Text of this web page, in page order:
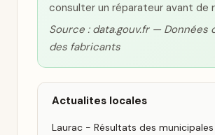
consulter un réparateur avant de
Source : data.gouv.fr — Données
des fabricants
Actualites locales
Laurac - Résultats des municipales